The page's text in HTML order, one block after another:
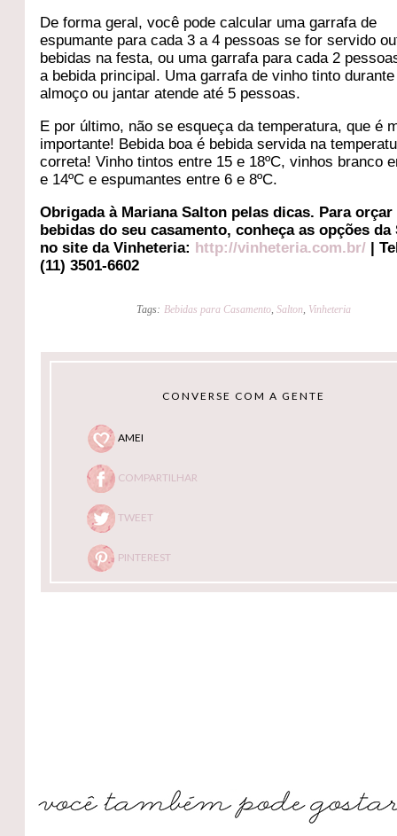
De forma geral, você pode calcular uma garrafa de
espumante para cada 3 a 4 pessoas se for servido
bebidas na festa, ou uma garrafa para cada 2
a bebida principal. Uma garrafa de vinho tinto
almoço ou jantar atende até 5 pessoas.
E por último, não se esqueça da temperatura, que é
importante! Bebida boa é bebida servida na
correta! Vinho tintos entre 15 e 18ºC, vinhos branco
e 14ºC e espumantes entre 6 e 8ºC.
Obrigada à Mariana Salton pelas dicas. Para orçar
bebidas do seu casamento, conheça as opções da
no site da Vinheteria: http://vinheteria.com.br/ |
(11) 3501-6602
Tags: Bebidas para Casamento, Salton, Vinheteria
CONVERSE COM A GENTE
AMEI
COMPARTILHAR
TWEET
PINTEREST